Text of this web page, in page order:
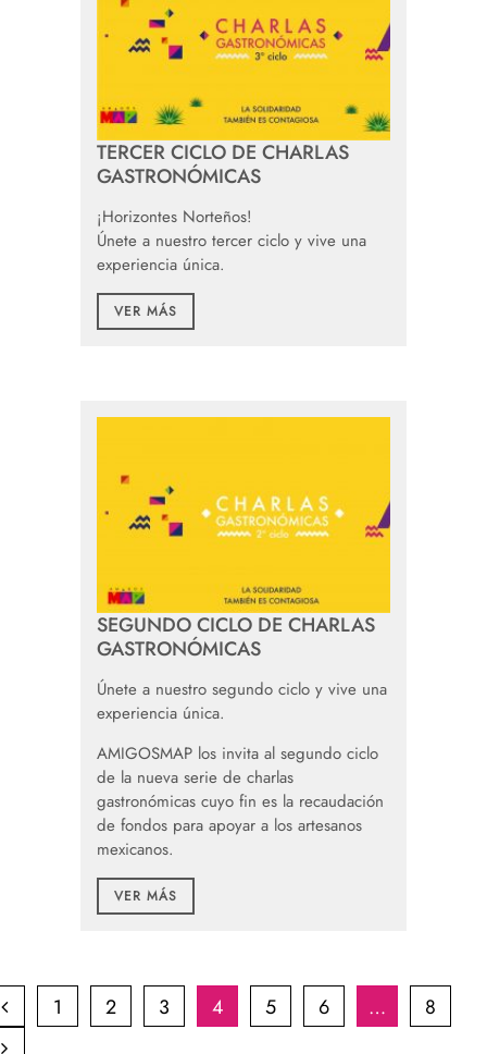
TERCER CICLO DE CHARLAS
GASTRONÓMICAS
¡Horizontes Norteños!
Únete a nuestro tercer ciclo y vive una
experiencia única.
VER MÁS
SEGUNDO CICLO DE CHARLAS
GASTRONÓMICAS
Únete a nuestro segundo ciclo y vive una
experiencia única.
AMIGOSMAP los invita al segundo ciclo
de la nueva serie de charlas
gastronómicas cuyo fin es la recaudación
de fondos para apoyar a los artesanos
mexicanos.
VER MÁS
1 2 3 4 5 6 … 8